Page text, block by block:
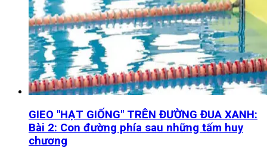
GIEO "HẠT GIỐNG" TRÊN ĐƯỜNG ĐUA XANH:
Bài 2: Con đường phía sau những tấm huy
chương